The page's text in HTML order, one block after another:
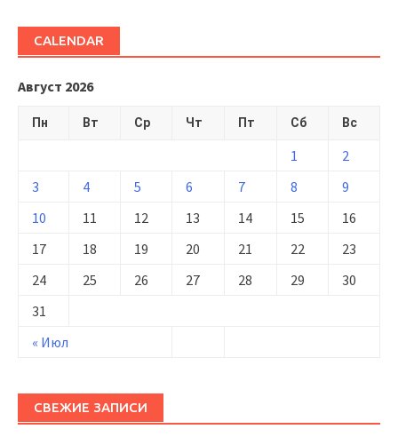
CALENDAR
Август 2026
Пн Вт Ср Чт Пт Сб Вс
« Июл
1
2
3
4 5 6 7 8
9
10
11 12 13 14 15
16
17
18 19 20 21 22
23
24
25 26 27 28 29
30
31
СВЕЖИЕ ЗАПИСИ